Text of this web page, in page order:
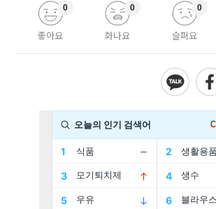
좋아요
0
화나요
0
슬퍼요
0